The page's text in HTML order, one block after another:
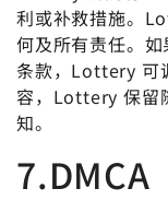
利或补救措施。
何及所有责任。
条款，Lottery 可
容，Lottery 保留
知。
7.DMCA